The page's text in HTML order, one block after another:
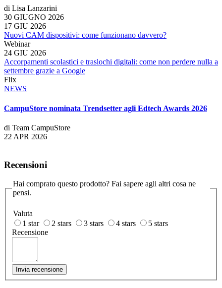
di Lisa Lanzarini
30 GIUGNO 2026
17 GIU 2026
Nuovi CAM dispositivi: come funzionano davvero?
Webinar
24 GIU 2026
Accorpamenti scolastici e traslochi digitali: come non perdere nulla a
settembre grazie a Google
Flix
NEWS
CampuStore nominata Trendsetter agli Edtech Awards 2026
di Team CampuStore
22 APR 2026
Recensioni
Hai comprato questo prodotto? Fai sapere agli altri cosa ne
pensi.
Valuta
1 star
2 stars 3 stars 4 stars
5 stars
Recensione
Invia recensione